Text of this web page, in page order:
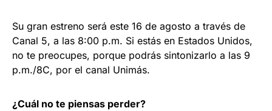
Su gran estreno será este 16 de agosto a través de
Canal 5, a las 8:00 p.m. Si estás en Estados Unidos,
no te preocupes, porque podrás sintonizarlo a las 9
p.m./8C, por el canal Unimás.
¿Cuál no te piensas perder?